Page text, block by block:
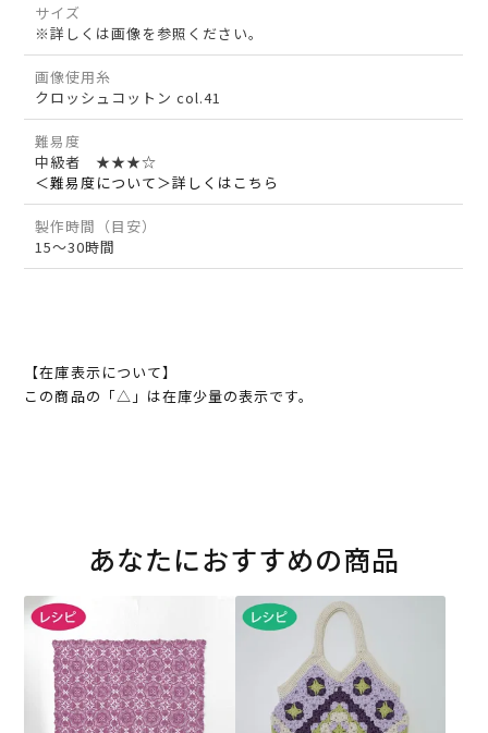
サイズ
※詳しくは画像を参照ください。
画像使用糸
クロッシュコットン col.41
難易度
中級者 ★★★☆
＜難易度について＞詳しくはこちら
製作時間（目安）
15～30時間
【在庫表示について】
この商品の「△」は在庫少量の表示です。
あなたにおすすめの商品